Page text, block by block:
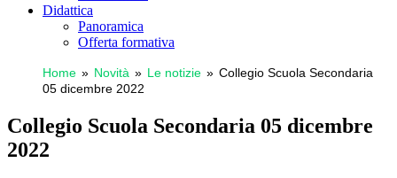
Didattica
Panoramica
Offerta formativa
Home Novità Le notizie
Collegio Scuola Secondaria
05 dicembre 2022
Collegio Scuola Secondaria 05 dicembre
2022